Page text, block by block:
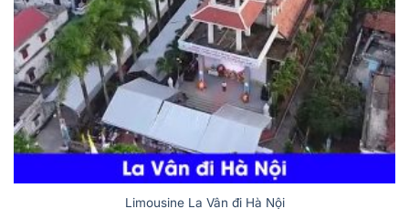
Limousine La Vân đi Hà Nội